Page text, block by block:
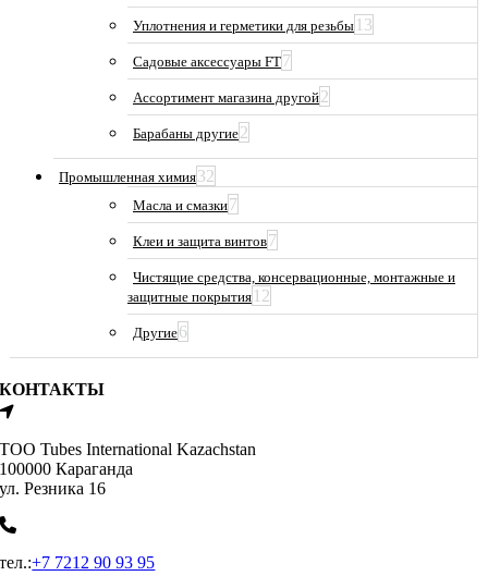
Уплотнения и герметики для резьбы 13
Садовые аксессуары FT7
Ассортимент магазина другой2
Барабаны другие2
Промышленная химия32
Масла и смазки7
Клеи и защита винтов7
Чистящие средства, консервационные, монтажные и
защитные покрытия 12
Другие6
КОНТАКТЫ
ТОО Tubes International Kazachstan
100000 Караганда
ул. Резника 16
тел.:+7 7212 90 93 95